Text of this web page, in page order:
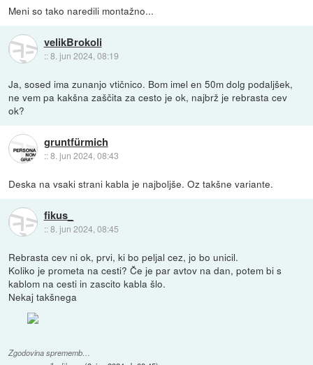
Meni so tako naredili montažno...
velikBrokoli
::8. jun 2024, 08:19
Ja, sosed ima zunanjo vtičnico. Bom imel en 50m dolg podaljšek,
ne vem pa kakšna zaščita za cesto je ok, najbrž je rebrasta cev
ok?
gruntfürmich
::8. jun 2024, 08:43
Deska na vsaki strani kabla je najboljše. Oz takšne variante.
fikus_
::8. jun 2024, 08:45
Rebrasta cev ni ok, prvi, ki bo peljal cez, jo bo unicil.
Koliko je prometa na cesti? Če je par avtov na dan, potem bi s
kablom na cesti in zascito kabla šlo.
Nekaj takšnega
Zgodovina sprememb…